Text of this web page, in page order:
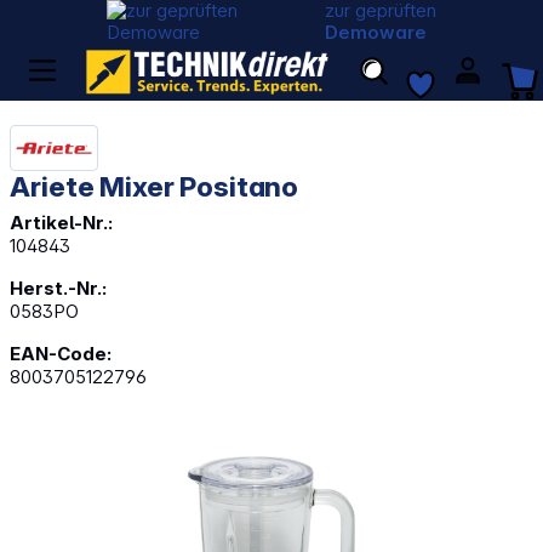
zur geprüften
Demoware
Ariete Mixer Positano
Artikel-Nr.:
104843
Herst.-Nr.:
0583PO
EAN-Code:
8003705122796
Bildergalerie überspringen